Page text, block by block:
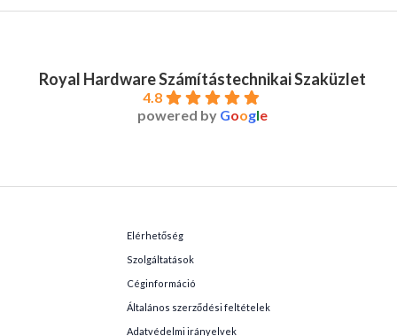
Royal Hardware Számítástechnikai Szaküzlet
4.8
powered by Google
Elérhetőség
Szolgáltatások
Céginformáció
Általános szerződési feltételek
Adatvédelmi irányelvek